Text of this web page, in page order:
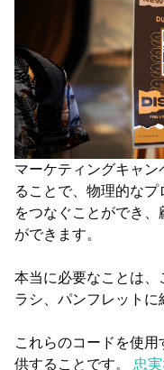
マーケティングキャ
ることで、物理的な
をつなぐことができ
ができます。
本当に必要なことは、
ラシ、パンフレットに
これらのコードを使
供することです。 忠